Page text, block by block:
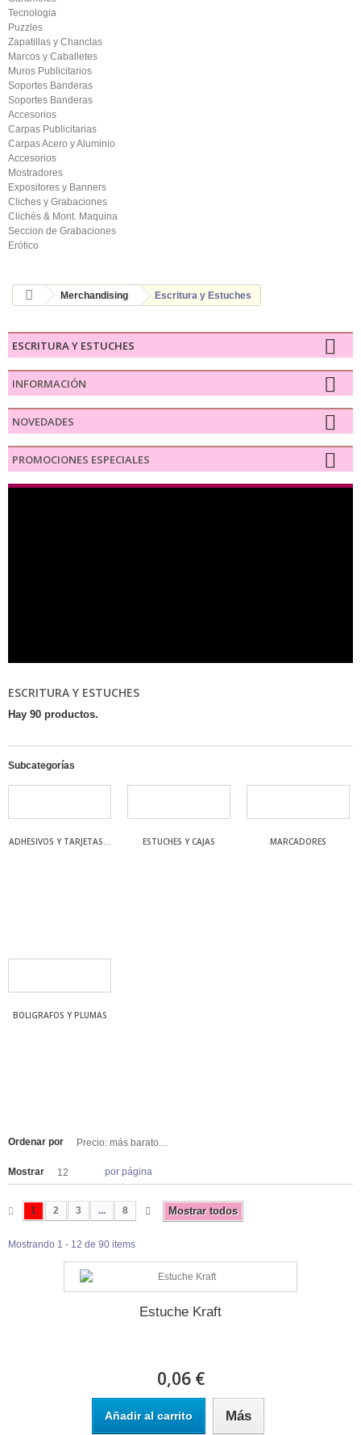
Tecnologia
Puzzles
Zapatillas y Chanclas
Marcos y Caballetes
Muros Publicitarios
Soportes Banderas
Soportes Banderas
Accesorios
Carpas Publicitarias
Carpas Acero y Aluminio
Accesorios
Mostradores
Expositores y Banners
Cliches y Grabaciones
Clichés & Mont. Maquina
Seccion de Grabaciones
Erótico
Merchandising Escritura y Estuches
ESCRITURA Y ESTUCHES
INFORMACIÓN
NOVEDADES
PROMOCIONES ESPECIALES
ESCRITURA Y ESTUCHES
Hay 90 productos.
Subcategorías
ADHESIVOS Y TARJETAS... ESTUCHES Y CAJAS MARCADORES
BOLIGRAFOS Y PLUMAS
Ordenar por Precio: más baratos primero
Mostrar 12 por página
Mostrar todos
1 2 3 ... 8
Mostrando 1 - 12 de 90 items
Estuche Kraft
0,06 €
Añadir al carrito Más